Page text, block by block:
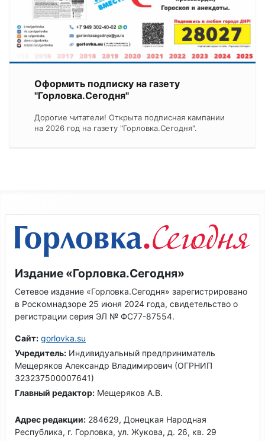
Оформить подписку на газету
"Горловка.Сегодня"
Дорогие читатели! Открыта подписная кампании
на 2026 год на газету "Горловка.Сегодня".
Издание «Горловка.Сегодня»
Сетевое издание «Горловка.Сегодня» зарегистрировано
в Роскомнадзоре 25 июня 2024 года, свидетельство о
регистрации серия ЭЛ № ФС77-87554.
Сайт: gorlovka.su
Учредитель: Индивидуальный предприниматель
Мещеряков Александр Владимирович (ОГРНИП
323237500007641)
Главный редактор: Мещеряков А.В.
Адрес редакции: 284629, Донецкая Народная
Республика, г. Горловка, ул. Жукова, д. 26, кв. 29